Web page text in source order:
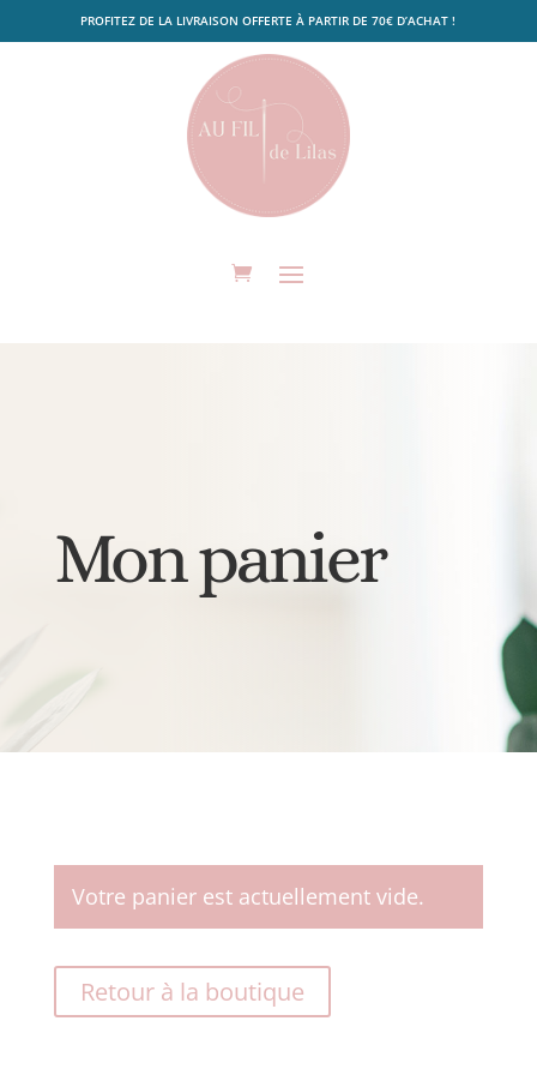
PROFITEZ DE LA LIVRAISON OFFERTE À PARTIR DE 70€ D’ACHAT !
Mon panier
Votre panier est actuellement vide.
Retour à la boutique